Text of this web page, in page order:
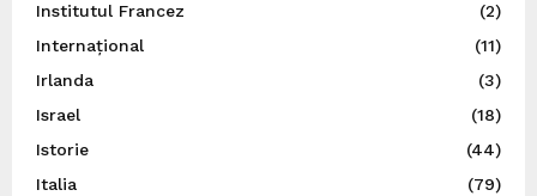
Institutul Francez
(2)
Internațional
(11)
Irlanda
(3)
Israel
(18)
Istorie
(44)
Italia
(79)